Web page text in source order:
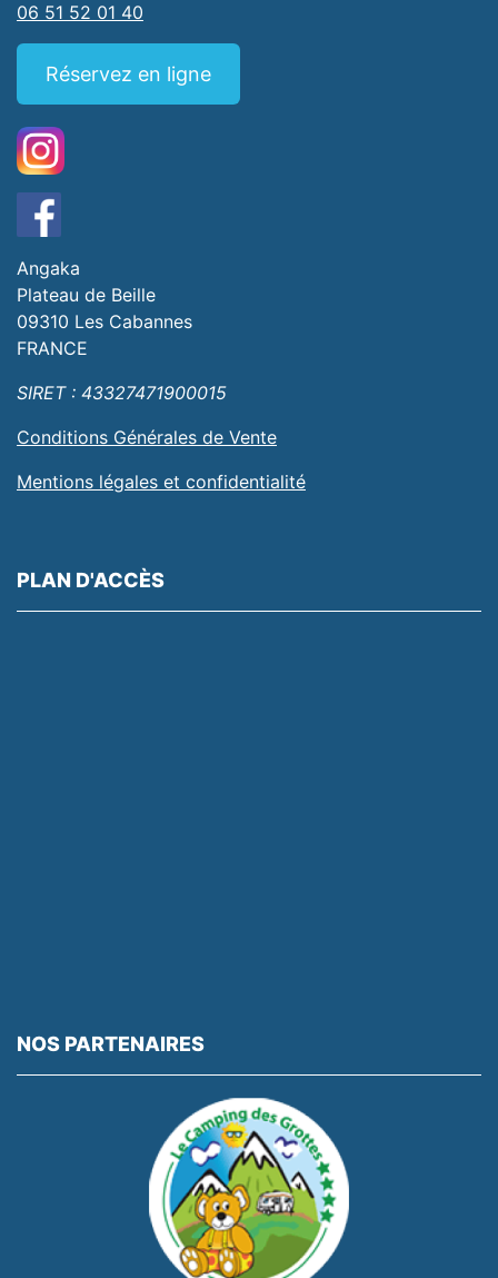
06 51 52 01 40
Réservez en ligne
Angaka
Plateau de Beille
09310 Les Cabannes
FRANCE
SIRET : 43327471900015
Conditions Générales de Vente
Mentions légales et confidentialité
PLAN D'ACCÈS
NOS PARTENAIRES